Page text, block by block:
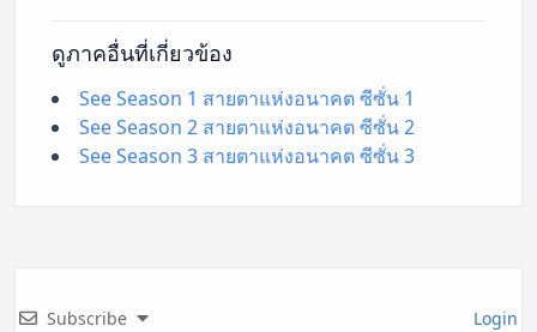
ดูภาคอื่นที่เกี่ยวข้อง
See Season 1 สายตาแห่งอนาคต ซีซั่น 1
See Season 2 สายตาแห่งอนาคต ซีซั่น 2
See Season 3 สายตาแห่งอนาคต ซีซั่น 3
Subscribe Login